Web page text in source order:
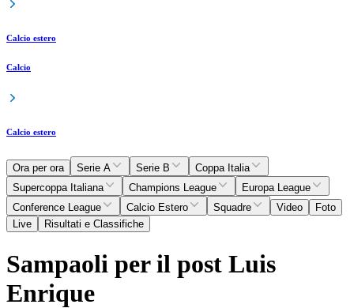
Calcio estero
Calcio
Calcio estero
Ora per ora Serie A Serie B
Coppa Italia
Supercoppa Italiana
Champions League
Europa League
Conference League
Calcio Estero Squadre Video
Foto
Live
Risultati e Classifiche
Sampaoli per il post Luis
Enrique